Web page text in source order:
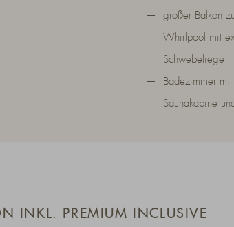
großer Balkon
Whirlpool mit
Schwebeliege
Badezimmer
Saunakabine
INKL. PREMIUM INCLUSIVE